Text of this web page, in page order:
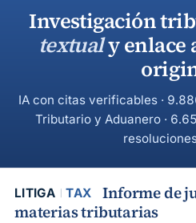
Investigación
textualy enlace
IA con citas verificables ·
Tributario y Aduanero ·
LITIGA TAX
Informe de
materias tributarias